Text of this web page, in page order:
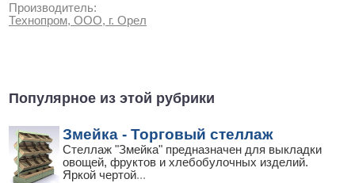
Производитель:
Технопром, ООО, г. Орел
Популярное из этой рубрики
Змейка - Торговый стеллаж
Стеллаж "Змейка" предназначен для выкладки
овощей, фруктов и хлебобулочных изделий.
Яркой чертой...